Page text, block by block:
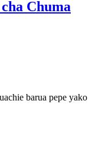
Chuma
barua pepe yako